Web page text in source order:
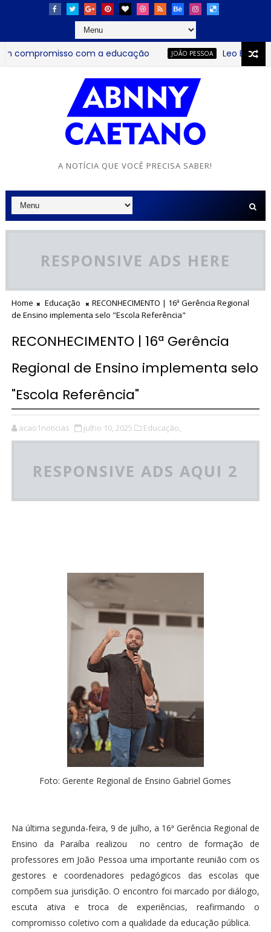
com a educação JOÃO PESSOA Leo Bezerra
A NOTÍCIA QUE VOCÊ PRECISA SABER!
RESPONSIVE ADS HERE
Home Educação
RECONHECIMENTO | 16ª Gerência Regional
de Ensino implementa selo "Escola Referência"
RECONHECIMENTO | 16ª Gerência
Regional de Ensino implementa selo
"Escola Referência"
acao1noticias julho 10, 2025 Educação,
RESPONSIVE ADS AQUI 2
Foto: Gerente Regional de Ensino Gabriel Gomes
Na última segunda-feira, 9 de julho, a 16ª Gerência Regional de
Ensino da Paraíba realizou no centro de formação de
professores em João Pessoa uma importante reunião com os
gestores e coordenadores pedagógicos das escolas que
compõem sua jurisdição. O encontro foi marcado por diálogo,
escuta ativa e troca de experiências, reafirmando o
compromisso coletivo com a qualidade da educação pública.